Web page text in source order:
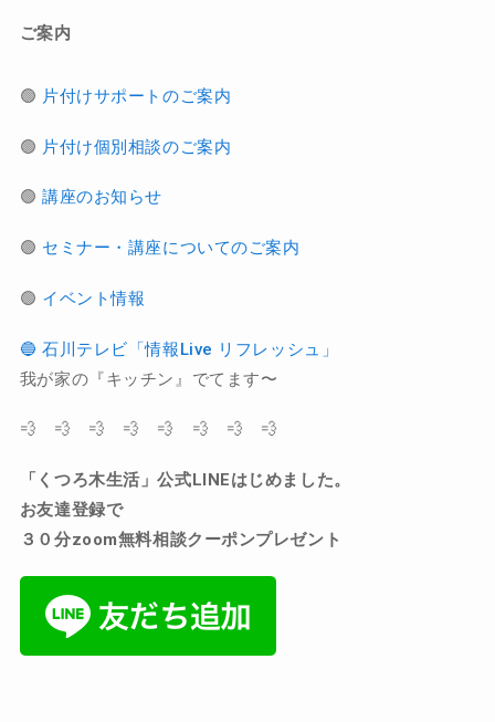
ご案内
🟢 片付けサポートのご案内
🟢 片付け個別相談のご案内
🟢講座のお知らせ
🟢 セミナー・講座についてのご案内
🟢 イベント情報
🔵 石川テレビ「情報Live リフレッシュ」
我が家の『キッチン』でてます〜
💨 💨 💨 💨 💨 💨 💨 💨
「くつろ木生活」公式LINEはじめました。
お友達登録で
３０分zoom無料相談クーポンプレゼント